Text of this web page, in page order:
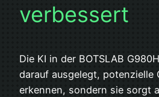
verbessert
Die KI in der BOTSLAB
darauf ausgelegt, potenzielle
erkennen, sondern sie sorgt